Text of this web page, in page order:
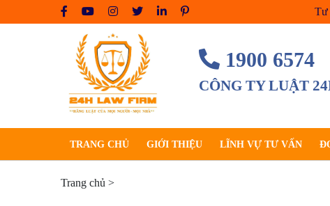
to
Tư
1900 6574
CÔNG TY LUẬT
TRANG CHỦ GIỚI THIỆU LĨNH VỰ TƯ VẤN
Trang chủ >